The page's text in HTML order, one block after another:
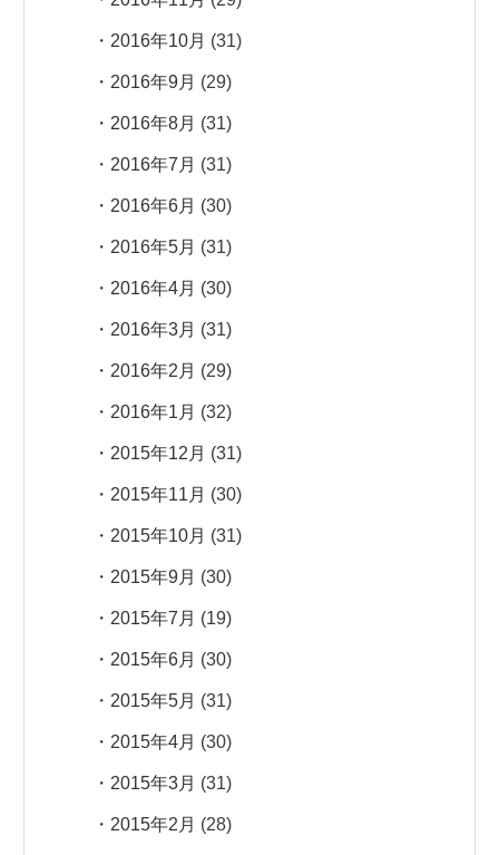
2016年10月 (31)
2016年9月 (29)
2016年8月 (31)
2016年7月 (31)
2016年6月 (30)
2016年5月 (31)
2016年4月 (30)
2016年3月 (31)
2016年2月 (29)
2016年1月 (32)
2015年12月 (31)
2015年11月 (30)
2015年10月 (31)
2015年9月 (30)
2015年7月 (19)
2015年6月 (30)
2015年5月 (31)
2015年4月 (30)
2015年3月 (31)
2015年2月 (28)